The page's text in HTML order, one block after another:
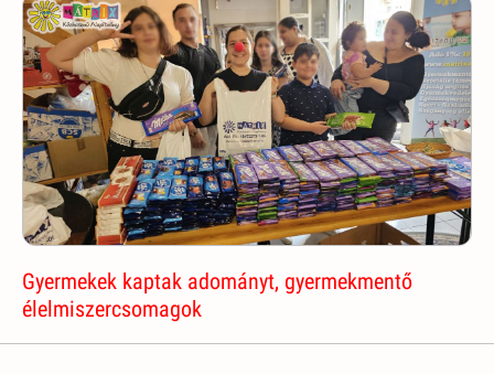
Gyermekek kaptak adományt, gyermekmentő
élelmiszercsomagok